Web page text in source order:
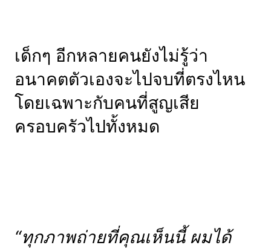
เด็กๆ อีกหลายคนยังไม่รู้ว่า
อนาคตตัวเองจะไปจบที่ตรงไหน
โดยเฉพาะกับคนที่สูญเสีย
ครอบครัวไปทั้งหมด
“ทุกภาพถ่ายที่คุณเห็นนี้ ผมได้